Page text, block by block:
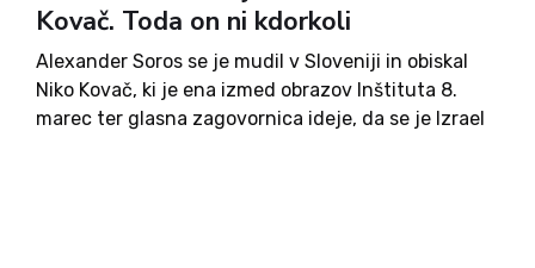
Kovač. Toda on ni kdorkoli
Alexander Soros se je mudil v Sloveniji in obiskal
Niko Kovač, ki je ena izmed obrazov Inštituta 8.
marec ter glasna zagovornica ideje, da se je Izrael